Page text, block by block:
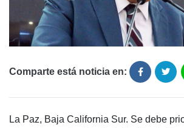
Comparte está noticia en:
La Paz, Baja California Sur. Se debe